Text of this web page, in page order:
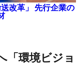
改革」 先行企業の